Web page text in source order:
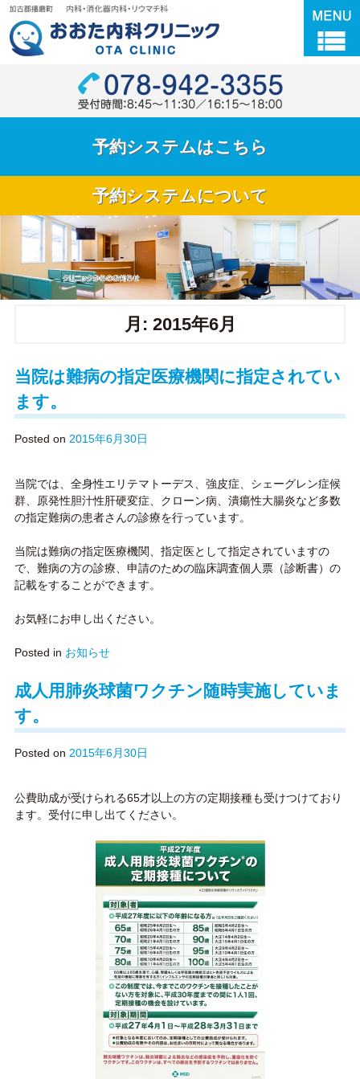
Skip
content
加古郡播磨
電話番号
予約システムはこちら
予約システムについて
クリニックのご案内
ドクター紹介
交通アクセス
よくあるご質問
月: 2015年6月
当院は難病の指定医療機関に指定されてい
ます。
Posted on 2015年6月30日
当院では、全身性エリテマトーデス、強皮症、シェーグレン症候
群、原発性胆汁性肝硬変症、クローン病、潰瘍性大腸炎など多数
の指定難病の患者さんの診療を行っています。
当院は難病の指定医療機関、指定医として指定されていますの
で、難病の方の診療、申請のための臨床調査個人票（診断書）の
記載をすることができます。
お気軽にお申し出ください。
Posted in お知らせ
成人用肺炎球菌ワクチン随時実施していま
す。
Posted on 2015年6月30日
公費助成が受けられる65才以上の方の定期接種も受けつけており
ます。受付に申し出てください。